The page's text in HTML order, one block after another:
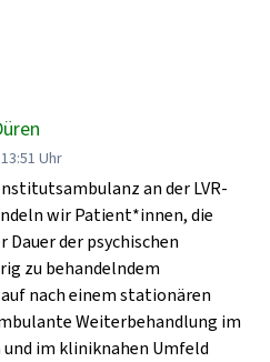
Uhr
an der LVR-
wir Patient*innen, die
Dauer der psychischen
zu behandelndem
nach einem stationären
Weiterbehandlung im
im kliniknahen Umfeld